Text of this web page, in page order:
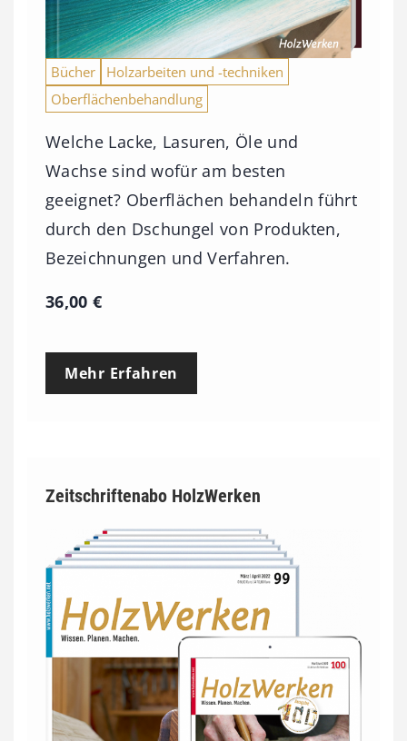
Bücher
Holzarbeiten und -techniken
Oberflächenbehandlung
Welche Lacke, Lasuren, Öle und
Wachse sind wofür am besten
geeignet? Oberflächen behandeln führt
durch den Dschungel von Produkten,
Bezeichnungen und Verfahren.
36,00€
Mehr Erfahren
Zeitschriftenabo HolzWerken